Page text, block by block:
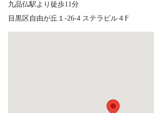
九品仏駅より徒歩11分
目黒区自由が丘１-26-4 ステラビル４F